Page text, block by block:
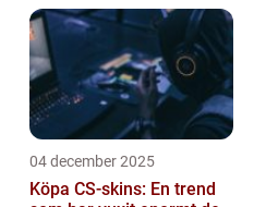
04 december 2025
Köpa CS-skins: En trend